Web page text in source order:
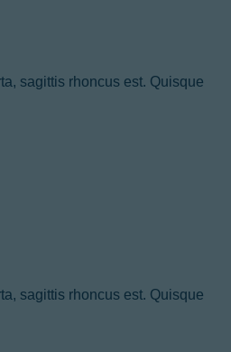
sagittis rhoncus est. Quisque
sagittis rhoncus est. Quisque